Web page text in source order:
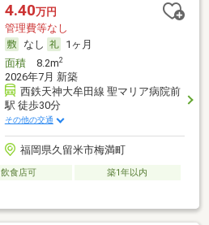
4.40万円
管理費等なし
なし
1ヶ月
面積8.2m2
2026年7月 新築
西鉄天神大牟田線 聖マリア病院前
駅 徒歩30分
その他の交通
福岡県久留米市梅満町
飲食店可
築1年以内